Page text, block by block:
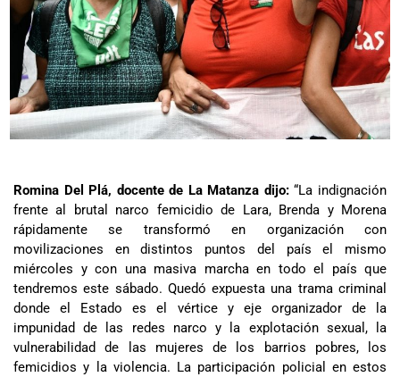
Romina Del Plá, docente de La Matanza dijo:“La indignación
frente al brutal narco femicidio de Lara, Brenda y Morena
rápidamente se transformó en organización con
movilizaciones en distintos puntos del país el mismo
miércoles y con una masiva marcha en todo el país que
tendremos este sábado. Quedó expuesta una trama criminal
donde el Estado es el vértice y eje organizador de la
impunidad de las redes narco y la explotación sexual, la
vulnerabilidad de las mujeres de los barrios pobres, los
femicidios y la violencia. La participación policial en estos